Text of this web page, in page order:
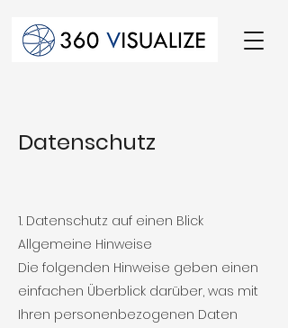
Datenschutz
1. Datenschutz auf einen Blick
Allgemeine Hinweise
Die folgenden Hinweise geben einen
einfachen Überblick darüber, was mit
Ihren personenbezogenen Daten